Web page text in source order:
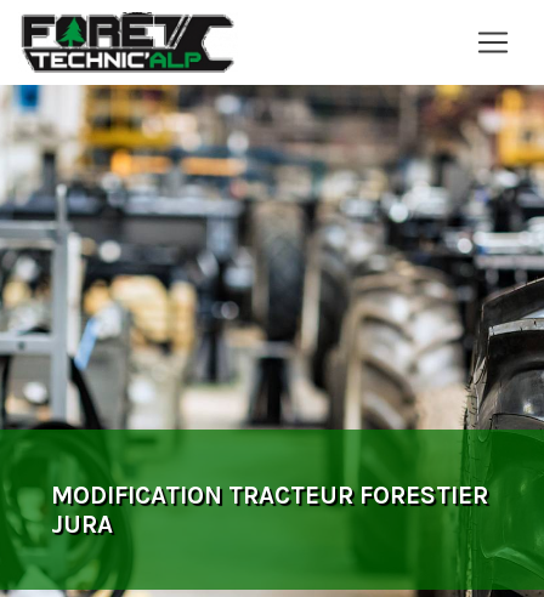
Panneau de gestion des cookies
MODIFICATION TRACTEUR FORESTIER
JURA